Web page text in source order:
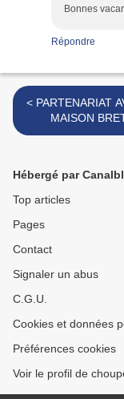
Bonnes
Répondre
< PARTENARIAT AVEC LA
MAISON
Hébergé par
Top articles
Pages
Contact
Signaler un abus
C.G.U.
Cookies et données
Préférences cookies
Voir le profil de